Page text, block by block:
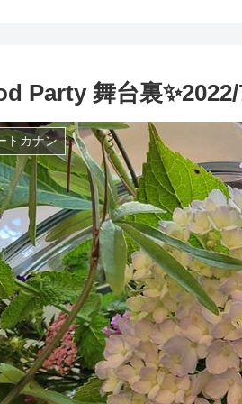
Party 舞台裏
トカナン